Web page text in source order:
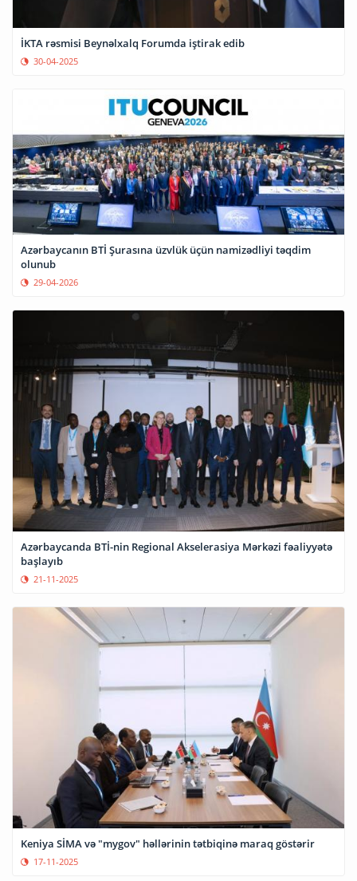
İKTA rəsmisi Beynəlxalq Forumda iştirak edib
30-04-2025
Azərbaycanın BTİ Şurasına üzvlük üçün namizədliyi təqdim
olunub
29-04-2026
Azərbaycanda BTİ-nin Regional Akselerasiya Mərkəzi fəaliyyətə
başlayıb
21-11-2025
Keniya SİMA və "mygov" həllərinin tətbiqinə maraq göstərir
17-11-2025